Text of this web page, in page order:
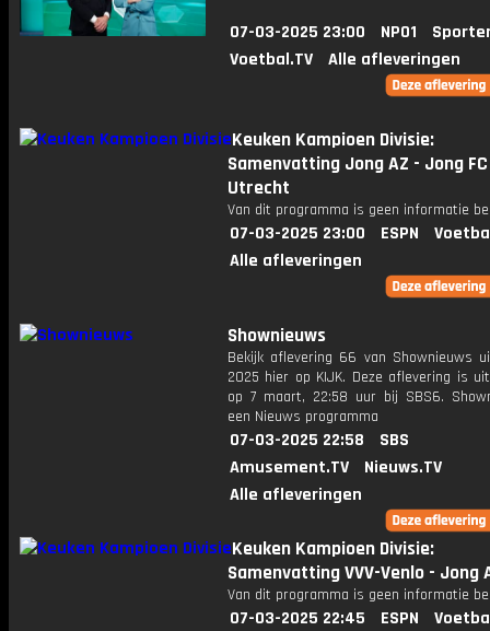
07-03-2025 23:00 NPO1
Voetbal.TV
Alle afleveringen
Keuken Kampioen Divisie:
Samenvatting Jong AZ - Jong FC
Utrecht
Van dit programma is geen informatie
07-03-2025 23:00 ESPN
Alle afleveringen
Shownieuws
Bekijk aflevering 66 van Shownieuws
2025 hier op KIJK. Deze aflevering is
op 7 maart, 22:58 uur bij SBS6.
een Nieuws programma
07-03-2025 22:58
SBS
Amusement.TV
Nieuws.TV
Alle afleveringen
Keuken Kampioen Divisie:
Samenvatting VVV-Venlo - Jong
Van dit programma is geen informatie
07-03-2025 22:45 ESPN